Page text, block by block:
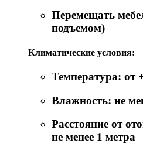
Перемещать
подъемом)
Климатические условия:
Температура: от
Влажность: не
Расстояние от
не менее 1 метра